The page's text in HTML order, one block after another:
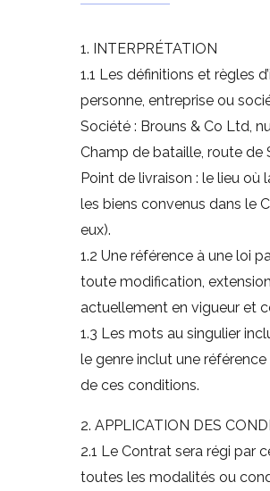
1. INTERPRÉTATION
1.1 Les définitions et règles
personne, entreprise ou
Société : Brouns & Co Ltd,
Champ de bataille, route de
Point de livraison : le lieu
les biens convenus dans le
eux).
1.2 Une référence à une loi
toute modification,
actuellement en vigueur et
1.3 Les mots au singulier
le genre inclut une référence
de ces conditions.
2. APPLICATION DES
2.1 Le Contrat sera régi par
toutes les modalités ou